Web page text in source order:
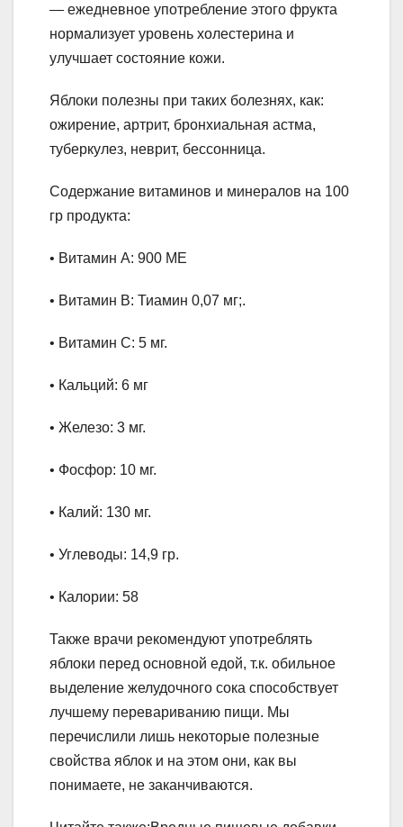
— ежедневное употребление этого фрукта
нормализует уровень холестерина и
улучшает состояние кожи.
Яблоки полезны при таких болезнях, как:
ожирение, артрит, бронхиальная астма,
туберкулез, неврит, бессонница.
Содержание витаминов и минералов на 100
гр продукта:
• Витамин А: 900 МЕ
• Витамин B: Тиамин 0,07 мг;.
• Витамин С: 5 мг.
• Кальций: 6 мг
• Железо: 3 мг.
• Фосфор: 10 мг.
• Калий: 130 мг.
• Углеводы: 14,9 гр.
• Калории: 58
Также врачи рекомендуют употреблять
яблоки перед основной едой, т.к. обильное
выделение желудочного сока способствует
лучшему перевариванию пищи. Мы
перечислили лишь некоторые полезные
свойства яблок и на этом они, как вы
понимаете, не заканчиваются.